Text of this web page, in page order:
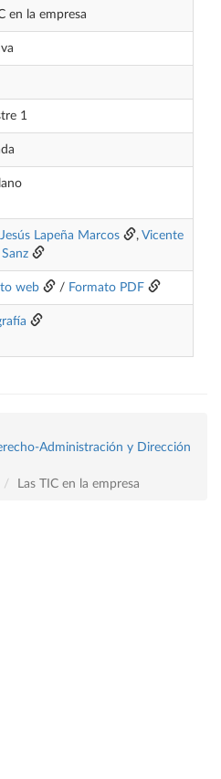
en la empresa
1
Lapeña Marcos , Vicente
Sanz
web / Formato PDF
Administración y Dirección
Las TIC en la empresa